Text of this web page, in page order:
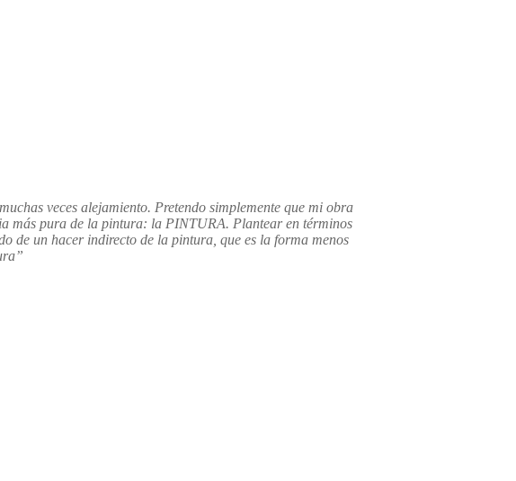
veces alejamiento. Pretendo simplemente que mi obra
más pura de la pintura: la PINTURA. Plantear en términos
de un hacer indirecto de la pintura, que es la forma menos